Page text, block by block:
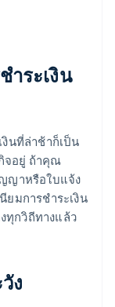
าระเงิน
งินที่ล่าช้าก็เป็น
จอยู่ ถ้าคุณ
ญาหรือใบแจ้ง
มการชําระเงิน
ทุกวิถีทางแล้ว
ง